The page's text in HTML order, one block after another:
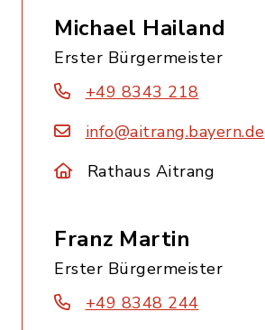
Michael Hailand
Erster Bürgermeister
+49 8343 218
info@aitrang.bayern.de
Rathaus Aitrang
Franz Martin
Erster Bürgermeister
+49 8348 244